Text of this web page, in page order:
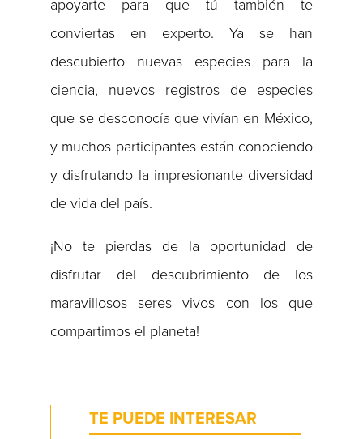
apoyarte para que tú también te
conviertas en experto. Ya se han
descubierto nuevas especies para la
ciencia, nuevos registros de especies
que se desconocía que vivían en México,
y muchos participantes están conociendo
y disfrutando la impresionante diversidad
de vida del país.
¡No te pierdas de la oportunidad de
disfrutar del descubrimiento de los
maravillosos seres vivos con los que
compartimos el planeta!
TE PUEDE INTERESAR